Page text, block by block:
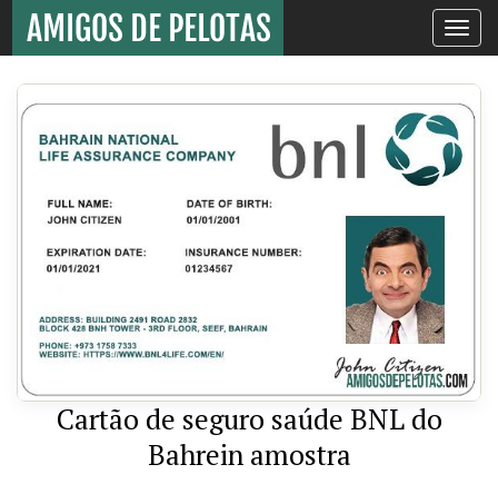
Toggle
Cartão de seguro saúde BNL do
Bahrein amostra